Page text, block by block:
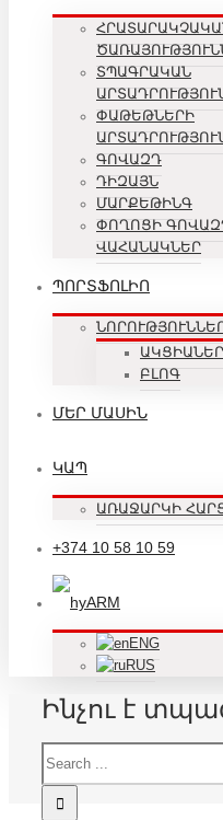
ՏՊԱԳՐԱԿԱՆ
ՓԱԹԵԹՆԵՐԻ
ԳՈՎԱԶԴ
ԴԻԶԱՅՆ
ՄԱՐՔԵԹԻՆԳ
ՓՈՂՈՑԻ
ՎԱՀԱՆԱԿՆԵՐ
ՊՈՐՏՖՈԼԻՈ
ԱԿՑԻԱՆԵՐ
ԲԼՈԳ
ՄԵՐ ՄԱՍԻՆ
ԿԱՊ
ԱՌԱՋԱՐԿԻ
+374 10 58 10 59
ARM
ENG
RUS
Ինչու է